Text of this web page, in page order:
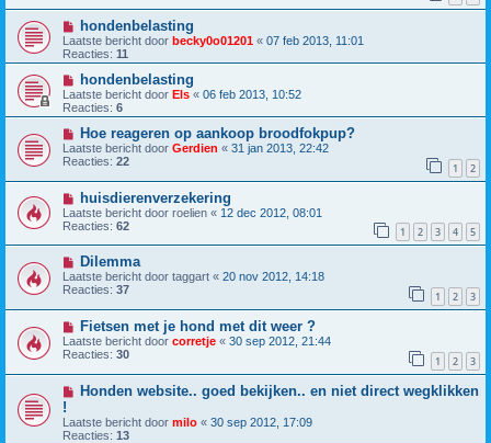
hondenbelasting
Laatste bericht door becky0o01201 « 07 feb 2013, 11:01
Reacties: 11
hondenbelasting
Laatste bericht door Els « 06 feb 2013, 10:52
Reacties: 6
Hoe reageren op aankoop broodfokpup?
Laatste bericht door Gerdien « 31 jan 2013, 22:42
Reacties: 22 1 2
huisdierenverzekering
Laatste bericht door roelien « 12 dec 2012, 08:01
Reacties: 62 1 2 3 4 5
Dilemma
Laatste bericht door taggart « 20 nov 2012, 14:18
Reacties: 37 1 2 3
Fietsen met je hond met dit weer ?
Laatste bericht door corretje « 30 sep 2012, 21:44
Reacties: 30 1 2 3
Honden website.. goed bekijken.. en niet direct wegklikken
!
Laatste bericht door milo « 30 sep 2012, 17:09
Reacties: 13